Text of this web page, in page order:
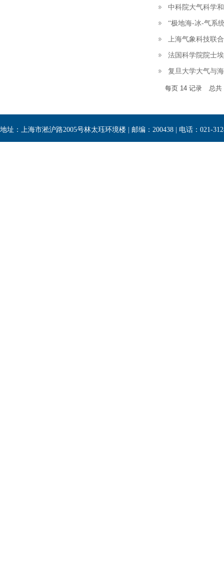
中科院大气科学
“极地海-冰-气系
上海气象科技联
法国科学院院士
复旦大学大气与
每页 14 记录 总共
地址：上海市淞沪路2005号林太珏环境楼 | 邮编：200438 | 电话：021-